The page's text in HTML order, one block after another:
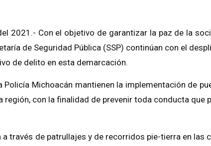
2021.- Con el objetivo de garantizar la paz de la
de Seguridad Pública (SSP) continúan con el
de delito en esta demarcación.
Michoacán mantienen la implementación de
con la finalidad de prevenir toda conducta que
través de patrullajes y de recorridos pie-tierra en las